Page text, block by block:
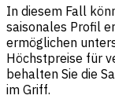
In diesem Fall
saisonales Profil
ermöglichen
Höchstpreise für
behalten Sie die
im Griff.